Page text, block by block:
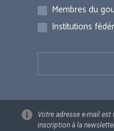
Membres du
Institutions
Votre adresse e-mail
inscription à la